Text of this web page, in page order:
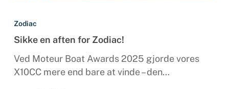
en
for
Zodiac!
Zodiac
Sikke en aften for Zodiac!
Ved Moteur Boat Awards 2025 gjorde vores
X10CC mere end bare at vinde – den…